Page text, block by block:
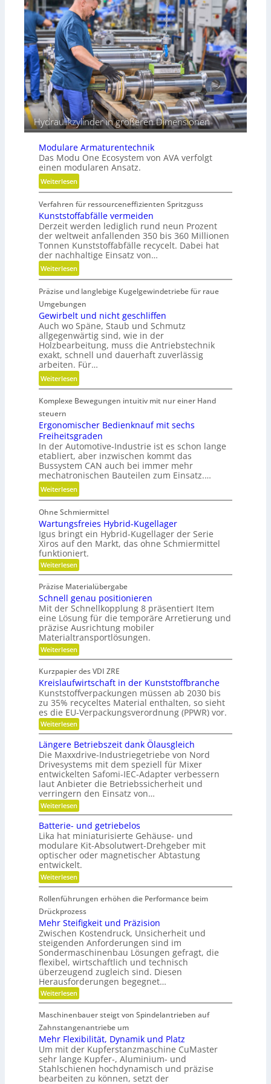
o
z
e
s
s
e
t
r
e
i
b
e
r
Hydraulikzylinder in größeren Dimensionen
Modulare Armaturentechnik
Das Modu One Ecosystem von AVA verfolgt
einen modularen Ansatz.
Weiterlesen:
M
o
d
u
l
a
r
e
r
m
a
t
u
r
e
t
e
h
n
i
k
Verfahren für ressourceneffizienten Spritzguss
Kunststoffabfälle vermeiden
Derzeit werden lediglich rund neun Prozent
der weltweit anfallenden 350 bis 360 Millionen
Tonnen Kunststoffabfälle recycelt. Dabei hat
der nachhaltige Einsatz von…
Weiterlesen:
K
u
n
s
t
s
t
o
f
f
b
ä
l
l
e
v
r
m
e
i
d
e
n
Präzise und langlebige Kugelgewindetriebe für raue
Umgebungen
Gewirbelt und nicht geschliffen
Auch wo Späne, Staub und Schmutz
allgegenwärtig sind, wie in der
Holzbearbeitung, muss die Antriebstechnik
exakt, schnell und dauerhaft zuverlässig
arbeiten. Für…
Weiterlesen:
G
e
i
r
b
e
l
t
u
n
d
n
i
c
h
t
g
e
s
c
h
l
i
e
n
Komplexe Bewegungen intuitiv mit nur einer Hand
steuern
Ergonomischer Bedienknauf mit sechs
Freiheitsgraden
In der Automotive-Industrie ist es schon lange
etabliert, aber inzwischen kommt das
Bussystem CAN auch bei immer mehr
mechatronischen Bauteilen zum Einsatz.…
Weiterlesen:
E
r
g
o
n
o
m
s
c
h
e
r
B
e
d
i
e
n
k
n
a
u
f
m
i
t
s
e
c
h
s
F
r
i
h
e
t
s
g
r
a
d
e
n
Ohne Schmiermittel
Wartungsfreies Hybrid-Kugellager
Igus bringt ein Hybrid-Kugellager der Serie
Xiros auf den Markt, das ohne Schmiermittel
funktioniert.
Weiterlesen:
W
r
t
u
n
g
s
f
r
e
e
s
H
y
b
r
i
d
-
K
u
g
e
l
l
a
g
e
r
Präzise Materialübergabe
Schnell genau positionieren
Mit der Schnellkopplung 8 präsentiert Item
eine Lösung für die temporäre Arretierung und
präzise Ausrichtung mobiler
Materialtransportlösungen.
Weiterlesen:
S
h
n
e
l
l
g
e
n
a
u
p
o
s
i
t
i
o
n
i
e
r
n
Kurzpapier des VDI ZRE
Kreislaufwirtschaft in der Kunststoffbranche
Kunststoffverpackungen müssen ab 2030 bis
zu 35% recyceltes Material enthalten, so sieht
es die EU-Verpackungsverordnung (PPWR) vor.
Weiterlesen:
K
r
e
i
s
l
a
u
f
w
i
r
t
s
c
h
a
f
t
n
d
e
r
K
u
n
s
t
s
t
o
f
f
b
r
a
n
c
h
e
Längere Betriebszeit dank Ölausgleich
Die Maxxdrive-Industriegetriebe von Nord
Drivesystems mit dem speziell für Mixer
entwickelten Safomi-IEC-Adapter verbessern
laut Anbieter die Betriebssicherheit und
verringern den Einsatz von…
Weiterlesen:
L
n
g
e
r
e
B
e
t
r
e
b
z
e
i
t
d
a
n
k
l
a
u
s
g
l
e
i
Batterie- und getriebelos
Lika hat miniaturisierte Gehäuse- und
modulare Kit-Absolutwert-Drehgeber mit
optischer oder magnetischer Abtastung
entwickelt.
Weiterlesen:
B
t
t
e
r
e
-
u
n
d
g
e
t
r
i
e
b
e
l
o
s
Rollenführungen erhöhen die Performance beim
Drückprozess
Mehr Steifigkeit und Präzision
Zwischen Kostendruck, Unsicherheit und
steigenden Anforderungen sind im
Sondermaschinenbau Lösungen gefragt, die
flexibel, wirtschaftlich und technisch
überzeugend zugleich sind. Diesen
Herausforderungen begegnet…
Weiterlesen:
M
h
r
S
t
e
i
f
i
Maschinenbauer steigt von Spindelantrieben auf
Zahnstangenantriebe um
Mehr Flexibilität, Dynamik und Platz
Um mit der Kupferstanzmaschine CuMaster
sehr lange Kupfer-, Aluminium- und
Stahlschienen hochdynamisch und präzise
bearbeiten zu können, setzt der